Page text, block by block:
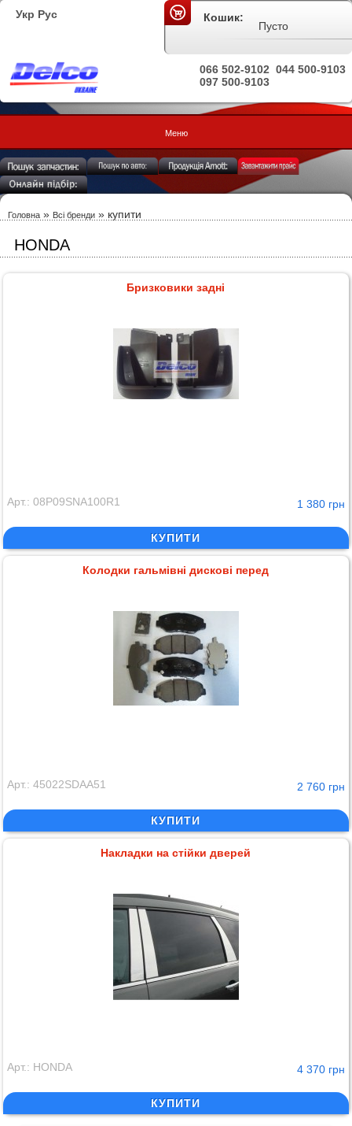
Укр Рус
044 500-9103
066 502-9102
097 500-9103
Кошик:
Пусто
Меню
Головна » Всі бренди » купити
HONDA
Бризковики задні
Арт.: 08P09SNA100R1 1 380 грн
КУПИТИ
Колодки гальмівні дискові перед
Арт.: 45022SDAA51 2 760 грн
КУПИТИ
Накладки на стійки дверей
Арт.: HONDA 4 370 грн
КУПИТИ